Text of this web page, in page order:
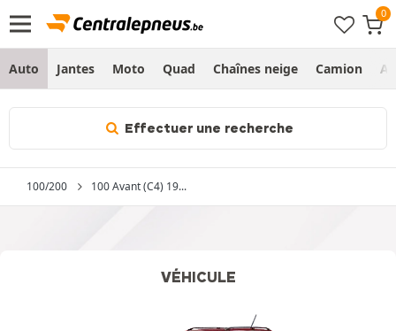
Auto Jantes Moto Quad Chaînes neige Camion
Effectuer une recherche
100/200 100 Avant (C4) 19...
VÉHICULE